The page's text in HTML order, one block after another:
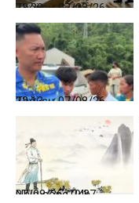
Thời sự
07/08/26, 23:28
Thời sự
07/08/26, 22:13
Nhịp sống 24h
07/08/26, 19:37